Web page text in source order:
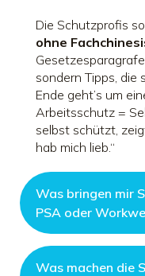
Die Schutzprofis
ohne
sondern Tipps, die
Ende geht’s um
Arbeitsschutz =
selbst schützt,
hab mich lieb.“
Was bringen mir
PSA oder
Was machen die